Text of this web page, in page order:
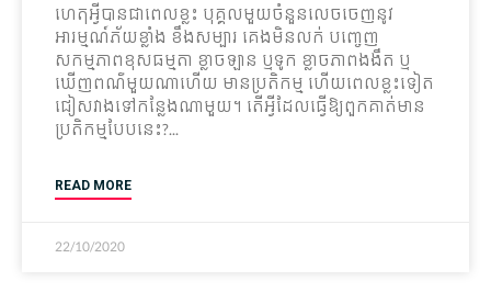
ហេតុអ្វីបានជា​ពេលខ្លះ បុគ្គល​មួយ​ចំនួន​លេចចេញ​នូវ​
អារម្មណ៍​ភ័យ​ខ្លាំង ខឹង​សម្បារ គេង​មិន​លក់ បញ្ចេញ​
សកម្មភាព​ខុសធម្មតា ខ្លាច​ឡាន ឬ​ទូក ខ្លាច​ភាព​ងងឹត ឬ​
ឃើញ​ពណ៌​មួយ​ណា​ហើយ មាន​ប្រតិកម្ម ហើយ​ពេលខ្លះ​ទៀត
ជៀសវាង​ទៅ​កន្លែងណា​មួយ។ តើ​អ្វី​ដែល​ធ្វើ​ឱ្យ​ពួក​គាត់​មាន​
ប្រតិកម្ម​បែបនេះ​?
READ MORE
22/10/2020